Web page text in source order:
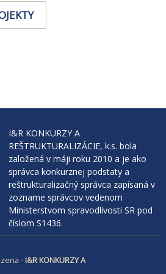
I&R KONKURZY A
REŠTRUKTURALIZÁCIE, k.s. bola
založená v máji roku 2010 a je ako
správca konkurznej podstaty a
reštrukturalizačný správca zapísaná v
zozname správcov vedenom
Ministerstvom spravodlivosti SR pod
číslom S1436.
-I&R KONKURZY A